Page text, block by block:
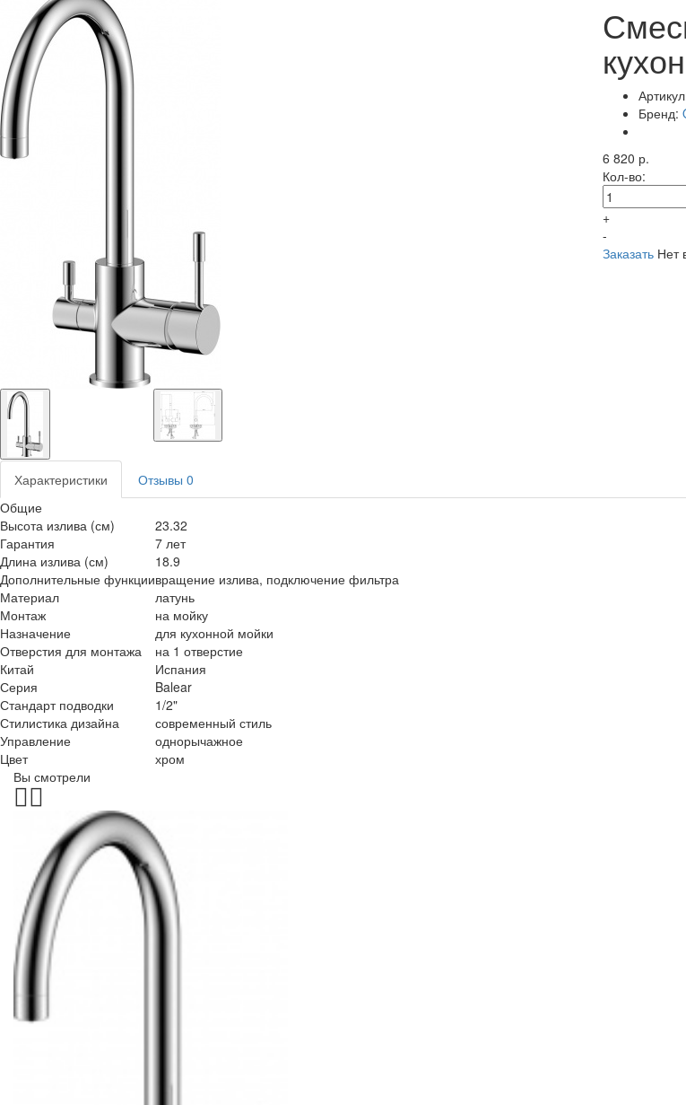
Бренд:
6 820 р.
Кол-во:
+
-
Заказать Нет
Характеристики Отзывы 0
Общие
Высота излива (см)
23.32
Гарантия
7 лет
Длина излива (см)
18.9
Дополнительные функциивращение излива, подключение фильтра
Материал
латунь
Монтаж
на мойку
Назначение
для кухонной мойки
Отверстия для монтажа
на 1 отверстие
Китай
Испания
Серия
Balear
Стандарт подводки
1/2"
Стилистика дизайна
современный стиль
Управление
однорычажное
Цвет
хром
Вы смотрели